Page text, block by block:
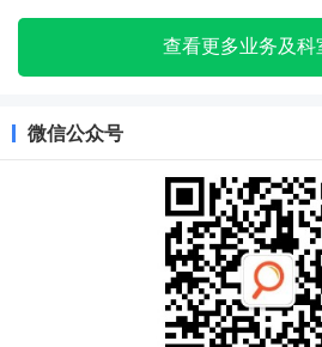
查看更多业务及科
微信公众号